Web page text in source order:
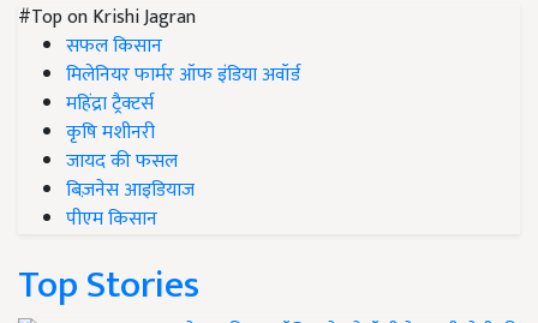
#Top on Krishi Jagran
सफल किसान
मिलेनियर फार्मर ऑफ इंडिया अवॉर्ड
महिंद्रा ट्रैक्टर्स
कृषि मशीनरी
जायद की फसल
बिज़नेस आइडियाज
पीएम किसान
Top Stories